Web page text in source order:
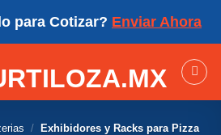
para Cotizar? Enviar Ahora
/ Exhibidores y Racks para Pizza